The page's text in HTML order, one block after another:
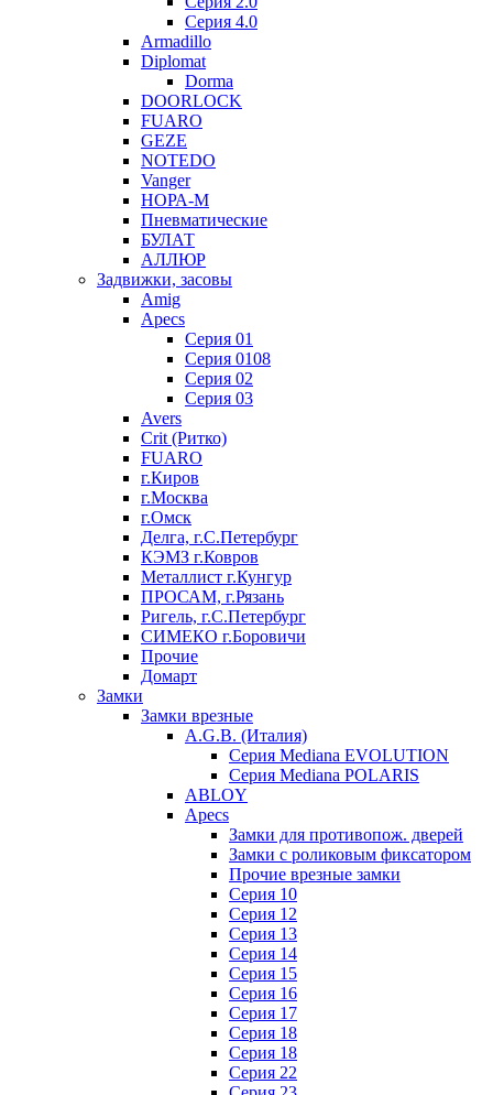
Серия 4.0
Armadillo
Diplomat
Dorma
DOORLOCK
FUARO
GEZE
NOTEDO
Vanger
НОРА-М
Пневматические
БУЛАТ
АЛЛЮР
Задвижки, засовы
Amig
Apecs
Серия 01
Серия 0108
Серия 02
Серия 03
Avers
Crit (Ритко)
FUARO
г.Киров
г.Москва
г.Омск
Делга, г.С.Петербург
КЭМЗ г.Ковров
Металлист г.Кунгур
ПРОСАМ, г.Рязань
Ригель, г.С.Петербург
СИМЕКО г.Боровичи
Прочие
Домарт
Замки
Замки врезные
A.G.B. (Италия)
Серия Mediana EVOLUTION
Серия Mediana POLARIS
ABLOY
Apecs
Замки для противопож. дверей
Замки с роликовым фиксатором
Прочие врезные замки
Серия 10
Серия 12
Серия 13
Серия 14
Серия 15
Серия 16
Серия 17
Серия 18
Серия 18
Серия 22